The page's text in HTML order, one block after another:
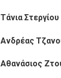
Τάνια
Ανδρέας
Αθανάσιος